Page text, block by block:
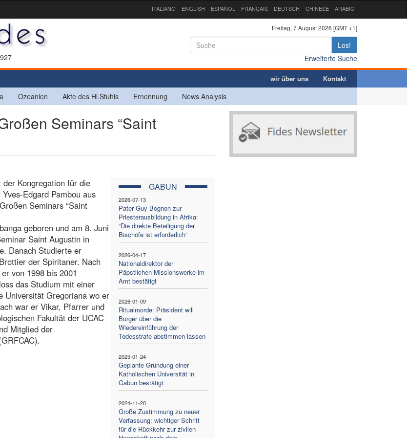
ITALIANO ENGLISH ESPAÑOL FRANÇAIS DEUTSCH CHINESE ARABIC
Freitag, 7 August 2026 [GMT +1]
Los!
Erweiterte Suche
wir über uns Kontakt
Ozeanien Akte des Hl.Stuhls Ernennung News Analysis
Seminars “Saint
GABUN
2026-07-13
Pater Guy Bognon zur
Priesterausbildung in Afrika:
“Die direkte Beteiligung der
Bischöfe ist erforderlich”
2026-04-17
Nationaldirektor der
Päpstlichen Missionswerke im
Amt bestätigt
2026-01-09
Ritualmorde: Präsident will
Bürger über die
Wiedereinführung der
Todesstrafe abstimmen lassen
2025-01-24
Geplante Gründung einer
Katholischen Universität in
Gabun bestätigt
2024-11-20
Große Zustimmung zu neuer
Verfassung: wichtiger Schritt
für die Rückkehr zur zivilen
Kongregation für die
Edgard Pambou aus
Seminars “Saint
geboren und am 8. Juni
Saint Augustin in
Danach Studierte er
der Spiritaner. Nach
von 1998 bis 2001
das Studium mit einer
Universität Gregoriana wo er
war er Vikar, Pfarrer und
Fakultät der UCAC
Mitglied der